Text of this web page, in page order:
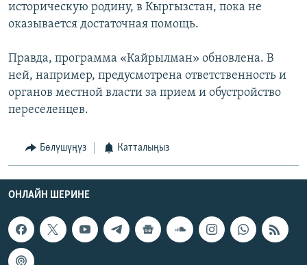
историческую родину, в Кыргызстан, пока не
оказывается достаточная помощь.
Правда, программа «Кайрылман» обновлена. В
ней, например, предусмотрена ответственность и
органов местной власти за прием и обустройство
переселенцев.
Бөлүшүңүз Катталыңыз
ОНЛАЙН ШЕРИНЕ